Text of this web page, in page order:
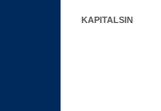
KAPITALSIN